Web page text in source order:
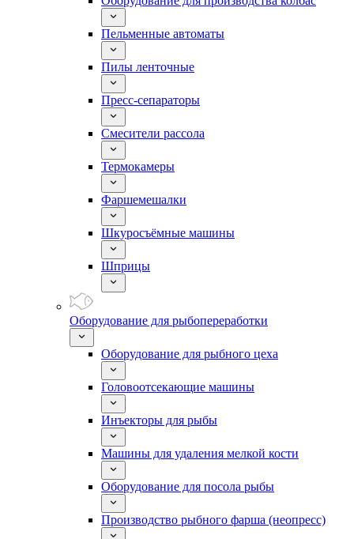
Пельменные автоматы
Пилы ленточные
Пресс-сепараторы
Смесители рассола
Термокамеры
Фаршемешалки
Шкуросъёмные машины
Шприцы
Оборудование для рыбопереработки
Оборудование для рыбного цеха
Головоотсекающие машины
Инъекторы для рыбы
Машины для удаления мелкой кости
Оборудование для посола рыбы
Производство рыбного фарша (неопресс)